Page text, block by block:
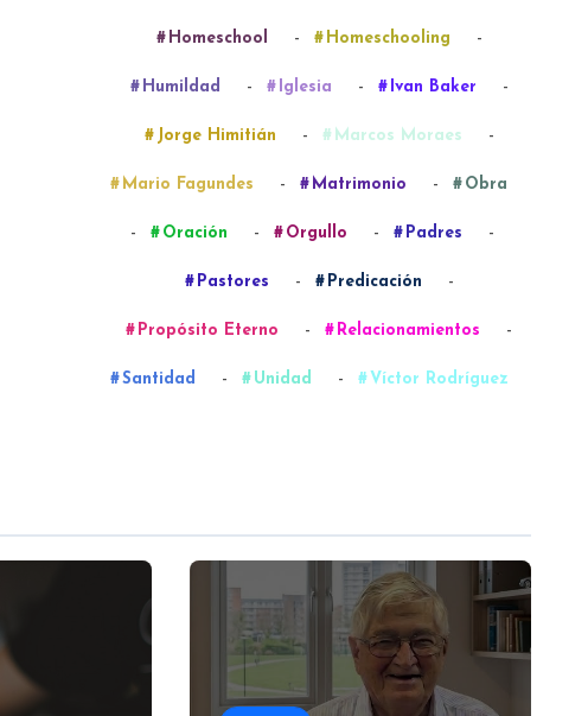
Homeschool - Homeschooling -
Humildad - Iglesia - Ivan Baker -
Jorge Himitián - Marcos Moraes -
Mario Fagundes - Matrimonio - Obra
- Oración - Orgullo - Padres -
Pastores - Predicación -
Propósito Eterno - Relacionamientos -
Santidad - Unidad - Víctor Rodríguez